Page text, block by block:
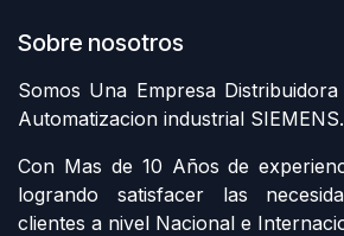
Sobre nosotros
Somos Una Empresa
Automatizacion industrial SIEMENS.
Con Mas de 10 Años de
logrando satisfacer las
clientes a nivel Nacional e